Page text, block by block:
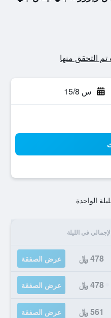
س 15/8
الواحدة
في الليلة
478 ﷼ عرض الصفقة
478 ﷼ عرض الصفقة
561 ﷼ عرض الصفقة